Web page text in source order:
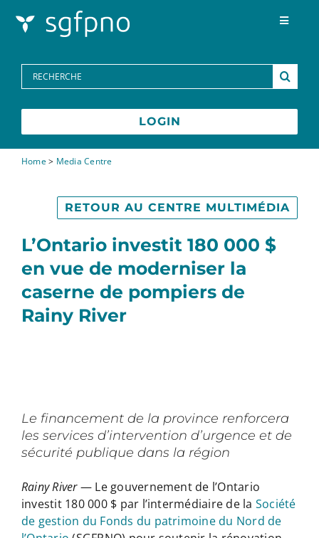
Toggle
FAQs
Contactez-nous
English
Search
for:
LOGIN
Home> Media Centre
L’Ontario investit 180 000 $
en vue de moderniser la
caserne de pompiers de
Rainy River
RETOUR AU CENTRE MULTIMÉDIA
Le financement de la province renforcera
les services d’intervention d’urgence et de
sécurité publique dans la région
Rainy River— Le gouvernement de l’Ontario
investit 180 000 $ par l’intermédiaire de la Société
de gestion du Fonds du patrimoine du Nord de